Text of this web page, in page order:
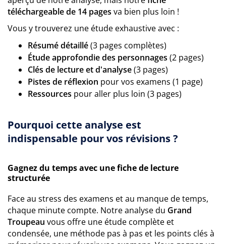
téléchargeable de 14 pages va bien plus loin !
Vous y trouverez une étude exhaustive avec :
Résumé détaillé(3 pages complètes)
Étude approfondie des personnages (2 pages)
Clés de lecture et d'analyse(3 pages)
Pistes de réflexion pour vos examens (1 page)
Ressources pour aller plus loin (3 pages)
Pourquoi cette analyse est
indispensable pour vos révisions ?
Gagnez du temps avec une fiche de lecture
structurée
Face au stress des examens et au manque de temps,
chaque minute compte. Notre analyse du Grand
Troupeau vous offre une étude complète et
condensée, une méthode pas à pas et les points clés à